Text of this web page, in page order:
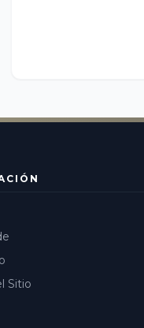
Sitio